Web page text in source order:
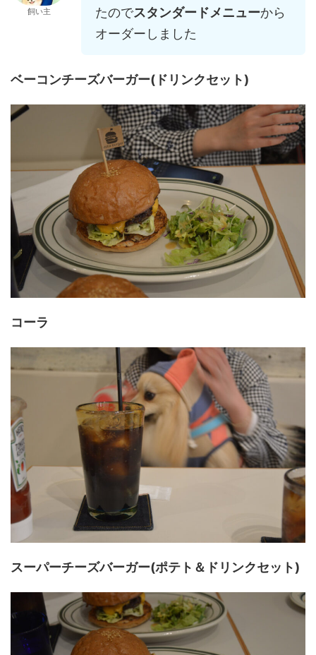
飼い主
たのでスタンダードメニューから
オーダーしました
ベーコンチーズバーガー(ドリンクセット)
コーラ
スーパーチーズバーガー(ポテト＆ドリンクセット)